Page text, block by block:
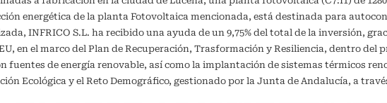
energética de la planta Fotovoltaica mencionada, está destinada para
INFRICO S.L. ha recibido una ayuda de un 9,75% del total de la inversión,
en el marco del Plan de Recuperación, Trasformación y Resiliencia, dentro del
fuentes de energía renovable, así como la implantación de sistemas térmicos
Ecológica y el Reto Demográfico, gestionado por la Junta de Andalucía, a